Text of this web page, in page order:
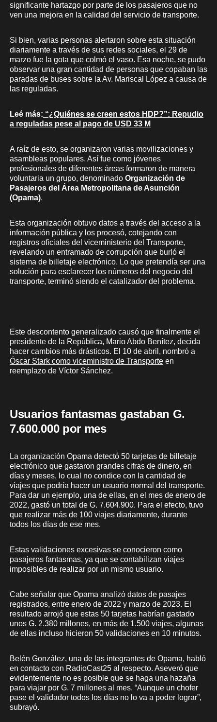
significante hartazgo por parte de los pasajeros que no
ven una mejora en la calidad del servicio de transporte.
Si bien, varias personas alertaron sobre esta situación
diariamente a través de sus redes sociales, el 29 de
marzo fue la gota que colmó el vaso. Esa noche, se pudo
observar una gran cantidad de personas que copaban las
paradas de buses sobre la Av. Mariscal López a causa de
las reguladas.
Leé más: “¿Quiénes se creen estos HDP?”: Repudio
a reguladas pese al pago de USD 33 M
A raíz de esto, se organizaron varias movilizaciones y
asambleas populares. Así fue como jóvenes
profesionales de diferentes áreas formaron de manera
voluntaria un grupo, denominado Organización de
Pasajeros del Área Metropolitana de Asunción
(Opama).
Esta organización obtuvo datos a través del acceso a la
información pública y los procesó, cotejando con
registros oficiales del viceministerio del Transporte,
revelando un entramado de corrupción que burló el
sistema de billetaje electrónico. Lo que pretendía ser una
solución para esclarecer los números del negocio del
transporte, terminó siendo el catalizador del problema.
Este descontento generalizado causó que finalmente el
presidente de la República, Mario Abdo Benítez, decida
hacer cambios más drásticos. El 10 de abril, nombró a
Óscar Stark como viceministro de Transporte en
reemplazo de Víctor Sánchez.
Usuarios fantasmas gastaban G.
7.600.000 por mes
La organización Opama detectó 50 tarjetas de billetaje
electrónico que gastaron grandes cifras de dinero, en
días y meses, lo cual no condice con la cantidad de
viajes que podría hacer un usuario normal del transporte.
Para dar un ejemplo, una de ellas, en el mes de enero de
2022, gastó un total de G. 7.604.900. Para el efecto, tuvo
que realizar más de 100 viajes diariamente, durante
todos los días de ese mes.
Estas validaciones excesivas se conocieron como
pasajeros fantasmas, ya que se contabilizan viajes
imposibles de realizar por un mismo usuario.
Cabe señalar que Opama analizó datos de pasajes
registrados, entre enero de 2022 y marzo de 2023. El
resultado arrojó que estas 50 tarjetas habrían gastado
unos G. 2.380 millones, en más de 1.500 viajes, algunas
de ellas incluso hicieron 50 validaciones en 10 minutos.
Belén González, una de las integrantes de Opama, habló
en contacto con RadioCast25 al respecto. Aseveró que
evidentemente no es posible que se haga una hazaña
para viajar por G. 7 millones al mes. “Aunque un chofer
pase el validador todos los días no lo va a poder lograr”,
subrayó.